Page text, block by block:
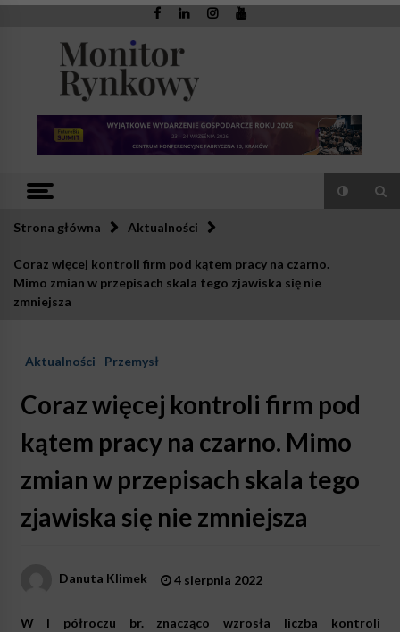
Skip
Monitor
Rynkowy
Strona główna Aktualności
Coraz więcej kontroli firm pod kątem pracy na czarno.
Mimo zmian w przepisach skala tego zjawiska się nie
zmniejsza
Aktualności Przemysł
Coraz więcej kontroli firm pod
kątem pracy na czarno. Mimo
zmian w przepisach skala tego
zjawiska się nie zmniejsza
Danuta Klimek 4 sierpnia 2022
W I półroczu br. znacząco wzrosła liczba kontroli